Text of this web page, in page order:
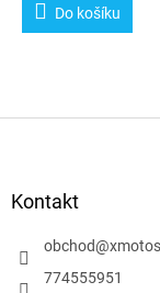
Do košíku
Kontakt
obchod@
774555951